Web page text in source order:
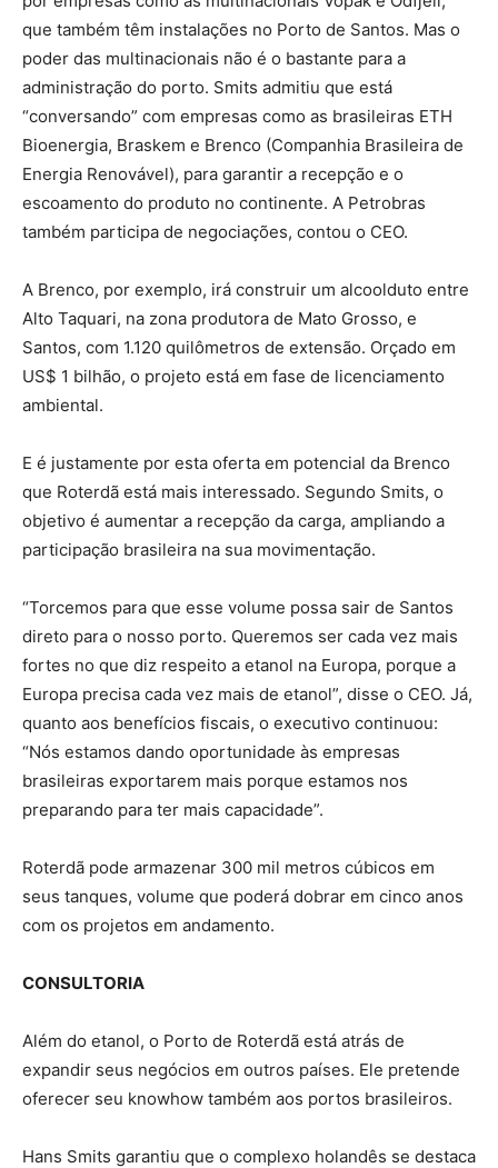
que também têm instalações no Porto de Santos. Mas o
poder das multinacionais não é o bastante para a
administração do porto. Smits admitiu que está
“conversando” com empresas como as brasileiras ETH
Bioenergia, Braskem e Brenco (Companhia Brasileira de
Energia Renovável), para garantir a recepção e o
escoamento do produto no continente. A Petrobras
também participa de negociações, contou o CEO.
A Brenco, por exemplo, irá construir um alcoolduto entre
Alto Taquari, na zona produtora de Mato Grosso, e
Santos, com 1.120 quilômetros de extensão. Orçado em
US$ 1 bilhão, o projeto está em fase de licenciamento
ambiental.
E é justamente por esta oferta em potencial da Brenco
que Roterdã está mais interessado. Segundo Smits, o
objetivo é aumentar a recepção da carga, ampliando a
participação brasileira na sua movimentação.
“Torcemos para que esse volume possa sair de Santos
direto para o nosso porto. Queremos ser cada vez mais
fortes no que diz respeito a etanol na Europa, porque a
Europa precisa cada vez mais de etanol”, disse o CEO. Já,
quanto aos benefícios fiscais, o executivo continuou:
“Nós estamos dando oportunidade às empresas
brasileiras exportarem mais porque estamos nos
preparando para ter mais capacidade”.
Roterdã pode armazenar 300 mil metros cúbicos em
seus tanques, volume que poderá dobrar em cinco anos
com os projetos em andamento.
CONSULTORIA
Além do etanol, o Porto de Roterdã está atrás de
expandir seus negócios em outros países. Ele pretende
oferecer seu knowhow também aos portos brasileiros.
Hans Smits garantiu que o complexo holandês se destaca